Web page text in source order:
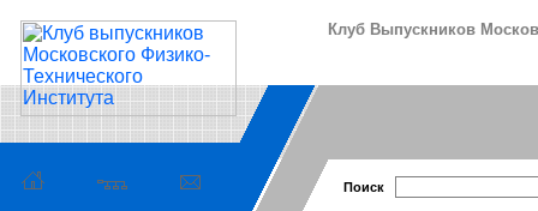
Клуб Выпускников
Поиск